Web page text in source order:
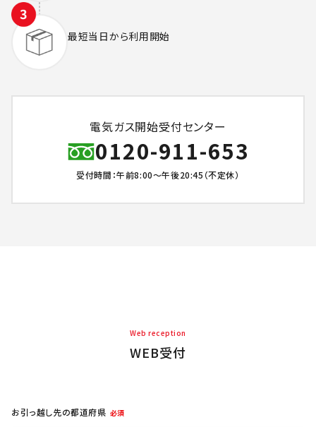
最短当日から利用開始
電気ガス開始受付センター
0120-911-653
受付時間：午前8:00～午後20:45（不定休）
Web reception
WEB受付
お引っ越し先の都道府県 必須